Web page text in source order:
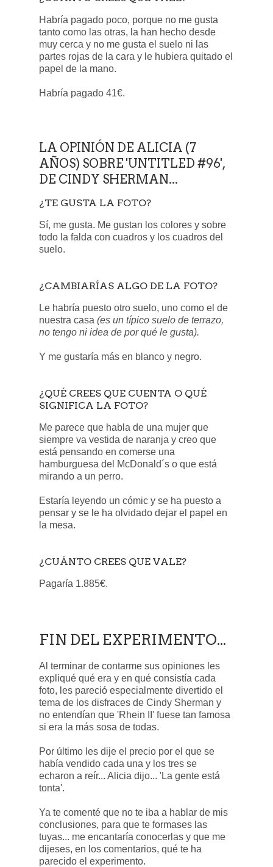
Habría pagado poco, porque no me gusta
tanto como las otras, la han hecho desde
muy cerca y no me gusta el suelo ni las
partes rojas de la cara y le hubiera quitado el
papel de la mano.
Habría pagado 41€.
LA OPINIÓN DE ALICIA (7
AÑOS) SOBRE 'UNTITLED #96',
DE CINDY SHERMAN...
¿TE GUSTA LA FOTO?
Sí, me gusta. Me gustan los colores y sobre
todo la falda con cuadros y los cuadros del
suelo.
¿CAMBIARÍAS ALGO DE LA FOTO?
Le habría puesto otro suelo, uno como el de
nuestra casa (es un típico suelo de terrazo,
no tengo ni idea de por qué le gusta).
Y me gustaría más en blanco y negro.
¿QUÉ CREES QUE CUENTA O QUÉ
SIGNIFICA LA FOTO?
Me parece que habla de una mujer que
siempre va vestida de naranja y creo que
está pensando en comerse una
hamburguesa del McDonald´s o que está
mirando a un perro.
Estaría leyendo un cómic y se ha puesto a
pensar y se le ha olvidado dejar el papel en
la mesa.
¿CUÁNTO CREES QUE VALE?
Pagaría 1.885€.
FIN DEL EXPERIMENTO...
Al terminar de contarme sus opiniones les
expliqué qué era y en qué consistía cada
foto, les pareció especialmente divertido el
tema de los disfraces de Cindy Sherman y
no entendían que 'Rhein II' fuese tan famosa
si era la más sosa de todas.
Por último les dije el precio por el que se
había vendido cada una y los tres se
echaron a reír... Alicia dijo... 'La gente está
tonta'.
Ya te comenté que no te iba a hablar de mis
conclusiones, para que te formases las
tuyas... me encantaría conocerlas y que me
dijeses, en los comentarios, qué te ha
parecido el experimento.